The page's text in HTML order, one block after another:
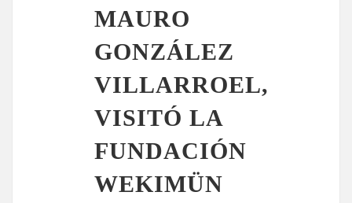
MAURO
GONZÁLEZ
VILLARROEL,
VISITÓ LA
FUNDACIÓN
WEKIMÜN